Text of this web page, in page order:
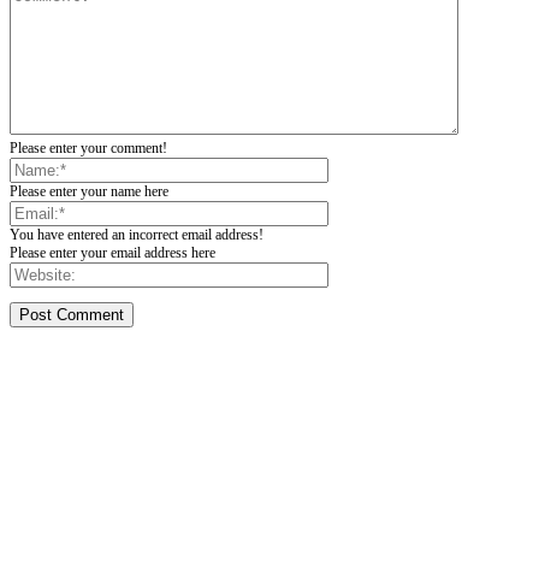
Please enter your comment!
Please enter your name here
You have entered an incorrect email address!
Please enter your email address here